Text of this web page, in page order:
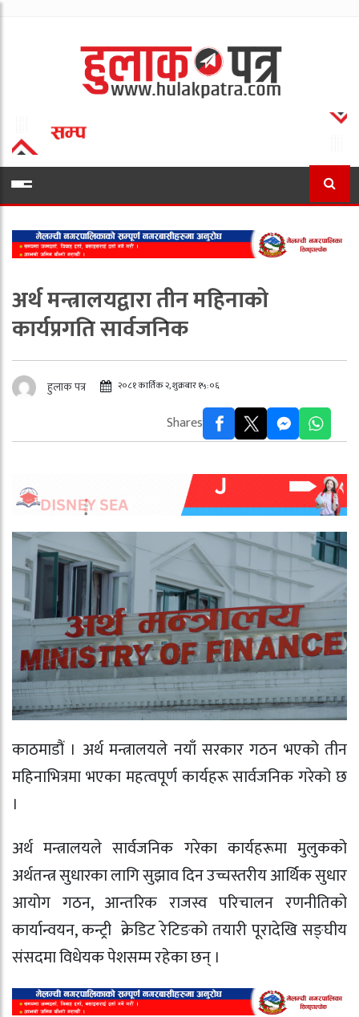
अर्थ मन्त्रालयद्वारा तीन महिनाको
कार्यप्रगति सार्वजनिक
हुलाक पत्र २०८१ कार्तिक २, शुक्रबार १५:०६
Shares
काठमाडौं । अर्थ मन्त्रालयले नयाँ सरकार गठन भएको तीन
महिनाभित्रमा भएका महत्वपूर्ण कार्यहरू सार्वजनिक गरेको छ
।
अर्थ मन्त्रालयले सार्वजनिक गरेका कार्यहरूमा मुलुकको
अर्थतन्त्र सुधारका लागि सुझाव दिन उच्चस्तरीय आर्थिक सुधार
आयोग गठन, आन्तरिक राजस्व परिचालन रणनीतिको
कार्यान्वयन, कन्ट्री क्रेडिट रेटिङको तयारी पूरादेखि सङ्‍घीय
संसदमा विधेयक पेशसम्म रहेका छन् ।